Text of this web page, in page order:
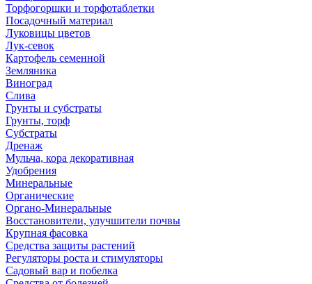
Торфогоршки и торфотаблетки
Посадочный материал
Луковицы цветов
Лук-севок
Картофель семенной
Земляника
Виноград
Слива
Грунты и субстраты
Грунты, торф
Субстраты
Дренаж
Мульча, кора декоративная
Удобрения
Минеральные
Органические
Органо-Минеральные
Восстановители, улучшители почвы
Крупная фасовка
Средства защиты растений
Регуляторы роста и стимуляторы
Садовый вар и побелка